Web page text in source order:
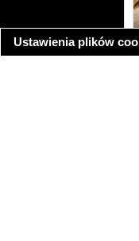
Ustawienia plików
informacja